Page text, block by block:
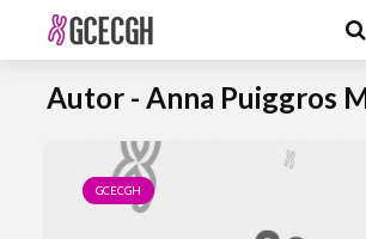
Autor - Anna Puiggros
GCECGH